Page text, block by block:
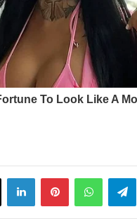
X LinkedInPinterest